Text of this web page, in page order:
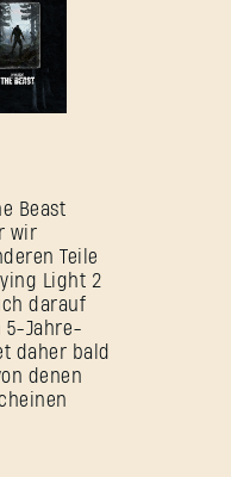
Beast
wir
Teile
Light 2
darauf
5-Jahre-
daher bald
denen